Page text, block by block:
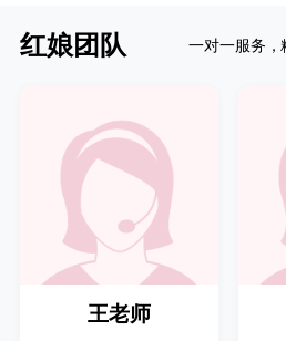
红娘团队 一对一服务
王老师